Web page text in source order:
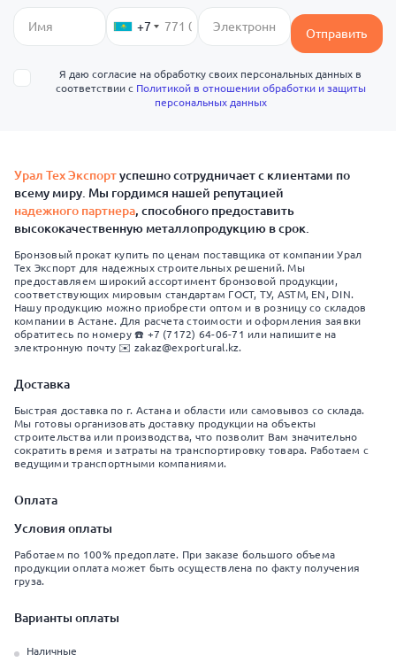
+7 Отправить
Я даю согласие на обработку своих персональных данных в
соответствии с Политикой в отношении обработки и защиты
персональных данных
Урал Тех Экспортуспешно сотрудничает с клиентами по
всему миру. Мы гордимся нашей репутацией
надежного партнера, способного предоставить
высококачественную металлопродукцию в срок.
Бронзовый прокат купить по ценам поставщика от компании Урал
Тех Экспорт для надежных строительных решений. Мы
предоставляем широкий ассортимент бронзовой продукции,
соответствующих мировым стандартам ГОСТ, ТУ, ASTM, EN, DIN.
Нашу продукцию можно приобрести оптом и в розницу со складов
компании в Астане. Для расчета стоимости и оформления заявки
обратитесь по номеру ☎️ +7 (7172) 64-06-71 или напишите на
электронную почту ✉️ zakaz@exportural.kz.
Доставка
Быстрая доставка по г. Астана и области или самовывоз со склада.
Мы готовы организовать доставку продукции на объекты
строительства или производства, что позволит Вам значительно
сократить время и затраты на транспортировку товара. Работаем с
ведущими транспортными компаниями.
Оплата
Условия оплаты
Работаем по 100% предоплате. При заказе большого объема
продукции оплата может быть осуществлена по факту получения
груза.
Варианты оплаты
Наличные